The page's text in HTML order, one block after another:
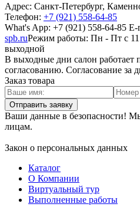
Адрес: Санкт-Петербург,
Телефон: +7 (921) 558-64-85
What's App: +7 (921) 558-64-85 E-
spb.ruРежим работы: Пн - Пт с
выходной
В выходные дни салон работает
согласованию. Согласование за
Заказ товара
Отправить заявку
Ваши данные в безопасности!
лицам.
Закон о персональных данных
Каталог
О Компании
Виртуальный тур
Выполненные работы